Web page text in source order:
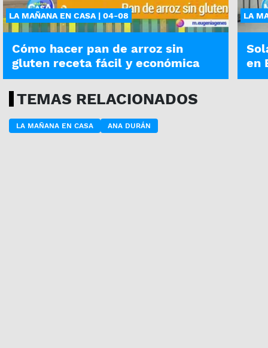
LA MAÑANA EN CASA | 04-08
Cómo hacer pan de arroz sin
gluten receta fácil y económica
LA
en
TEMAS RELACIONADOS
LA MAÑANA EN CASA ANA DURÁN